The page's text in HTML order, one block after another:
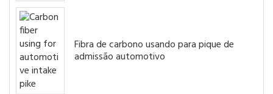
Fibra de carbono usando para pique de
admissão automotivo